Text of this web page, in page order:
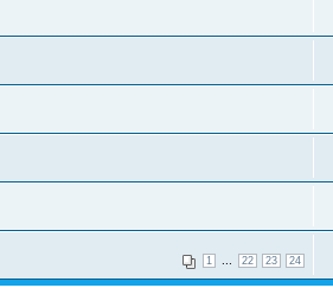
1 22 23 24